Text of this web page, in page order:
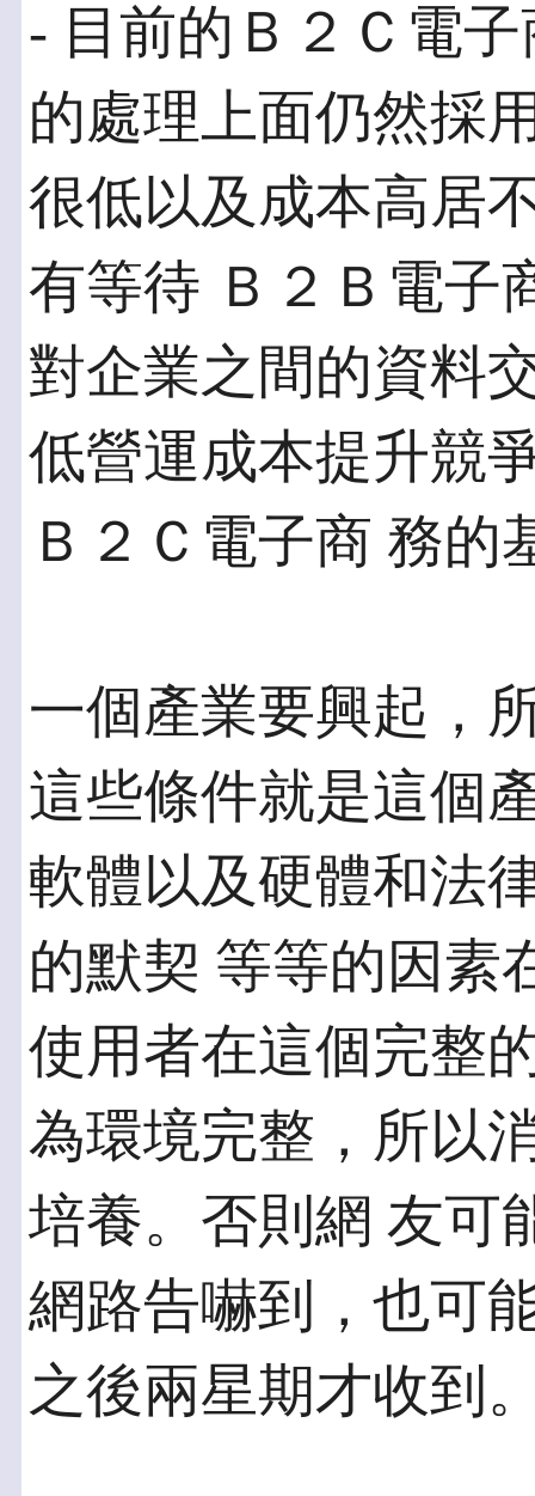
- 目前的Ｂ２Ｃ電
的處理上面仍然採
很低以及成本高居
有等待 Ｂ２Ｂ電子
對企業之間的資料
低營運成本提升競
Ｂ２Ｃ電子商 務的
一個產業要興起，
這些條件就是這個
軟體以及硬體和法
的默契 等等的因素
使用者在這個完整
為環境完整，所以
培養。否則網 友可
網路告嚇到，也可
之後兩星期才收到